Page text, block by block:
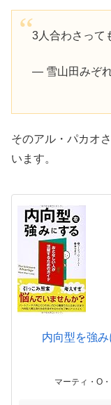
3人合わさって
— 雪山田みぞ
そのアル・パカオ
います。
内向型を強
マーティ・O